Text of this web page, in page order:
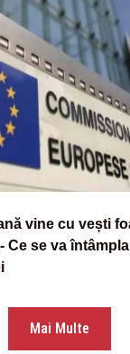
vine cu vești
Ce se va
Mai Multe